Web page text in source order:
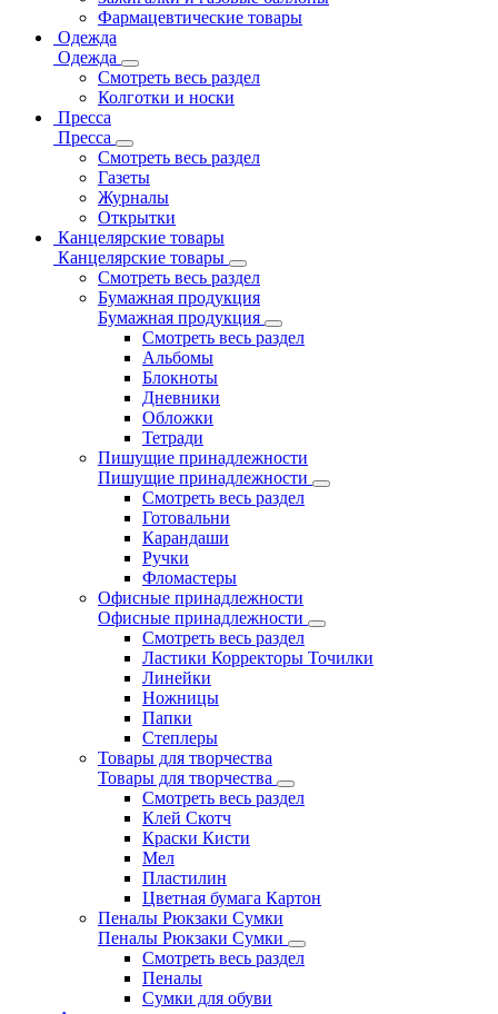
Фармацевтические товары
Одежда
Одежда
Смотреть весь раздел
Колготки и носки
Пресса
Пресса
Смотреть весь раздел
Газеты
Журналы
Открытки
Канцелярские товары
Канцелярские товары
Смотреть весь раздел
Бумажная продукция
Бумажная продукция
Смотреть весь раздел
Альбомы
Блокноты
Дневники
Обложки
Тетради
Пишущие принадлежности
Пишущие принадлежности
Смотреть весь раздел
Готовальни
Карандаши
Ручки
Фломастеры
Офисные принадлежности
Офисные принадлежности
Смотреть весь раздел
Ластики Корректоры Точилки
Линейки
Ножницы
Папки
Степлеры
Товары для творчества
Товары для творчества
Смотреть весь раздел
Клей Скотч
Краски Кисти
Мел
Пластилин
Цветная бумага Картон
Пеналы Рюкзаки Сумки
Пеналы Рюкзаки Сумки
Смотреть весь раздел
Пеналы
Сумки для обуви